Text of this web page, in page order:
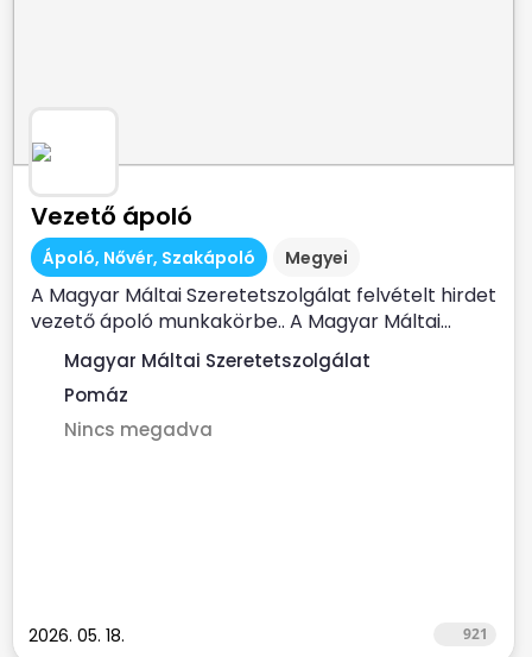
Vezető ápoló
Ápoló, Nővér, Szakápoló Megyei
A Magyar Máltai Szeretetszolgálat felvételt hirdet
vezető ápoló munkakörbe.. A Magyar Máltai...
Magyar Máltai Szeretetszolgálat
Pomáz
Nincs megadva
2026. 05. 18. 921